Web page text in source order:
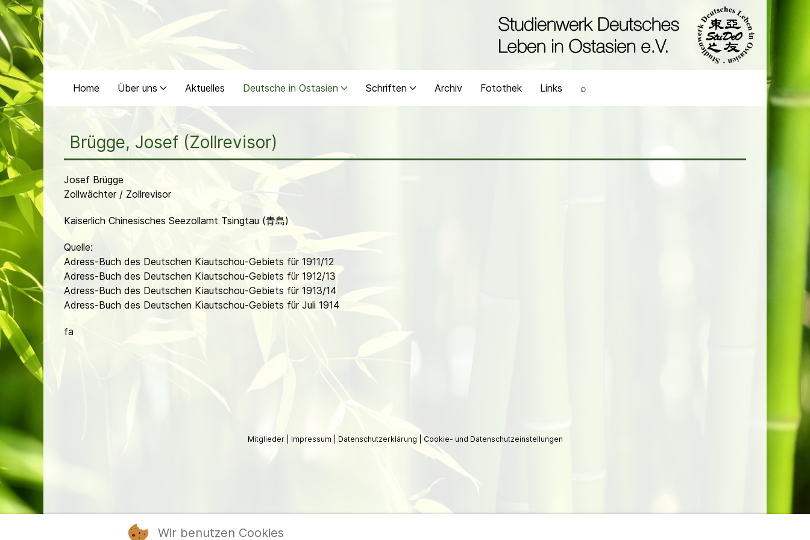
Home Über uns Aktuelles Deutsche in Ostasien Schriften Archiv Fotothek Links ⌕
Brügge, Josef (Zollrevisor)
Josef Brügge
Zollwächter / Zollrevisor
Kaiserlich Chinesisches Seezollamt Tsingtau (青島)
Quelle:
Adress-Buch des Deutschen Kiautschou-Gebiets für 1911/12
Adress-Buch des Deutschen Kiautschou-Gebiets für 1912/13
Adress-Buch des Deutschen Kiautschou-Gebiets für 1913/14
Adress-Buch des Deutschen Kiautschou-Gebiets für Juli 1914
fa
Mitglieder Impressum Datenschutzerklärung Cookie- und Datenschutzeinstellungen
Wir benutzen Cookies